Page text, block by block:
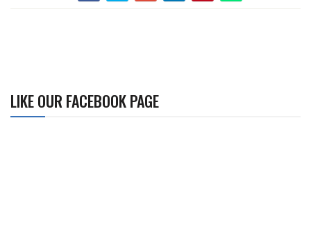
LIKE OUR FACEBOOK PAGE